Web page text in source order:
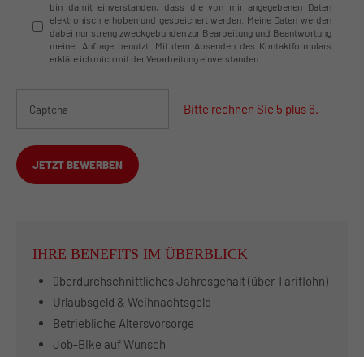
bin damit einverstanden, dass die von mir angegebenen Daten
elektronisch erhoben und gespeichert werden. Meine Daten werden
dabei nur streng zweckgebunden zur Bearbeitung und Beantwortung
meiner Anfrage benutzt. Mit dem Absenden des Kontaktformulars
erkläre ich mich mit der Verarbeitung einverstanden.
Bitte rechnen Sie 5 plus 6.
JETZT BEWERBEN
IHRE BENEFITS IM ÜBERBLICK
überdurchschnittliches Jahresgehalt (über Tariflohn)
Urlaubsgeld & Weihnachtsgeld
Betriebliche Altersvorsorge
Job-Bike auf Wunsch